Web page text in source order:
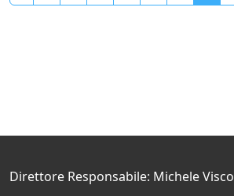
Direttore Responsabile: Michele Visco